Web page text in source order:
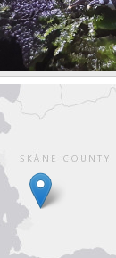
Förnya annons
Aktivera annons
Inaktivera annons
Radera annons
Redigera annons